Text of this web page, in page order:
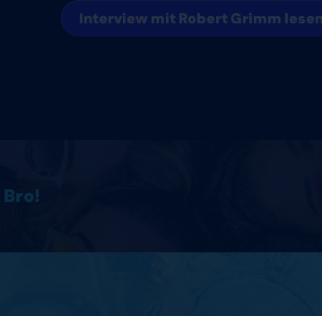
Interview mit Robert Grimm lesen